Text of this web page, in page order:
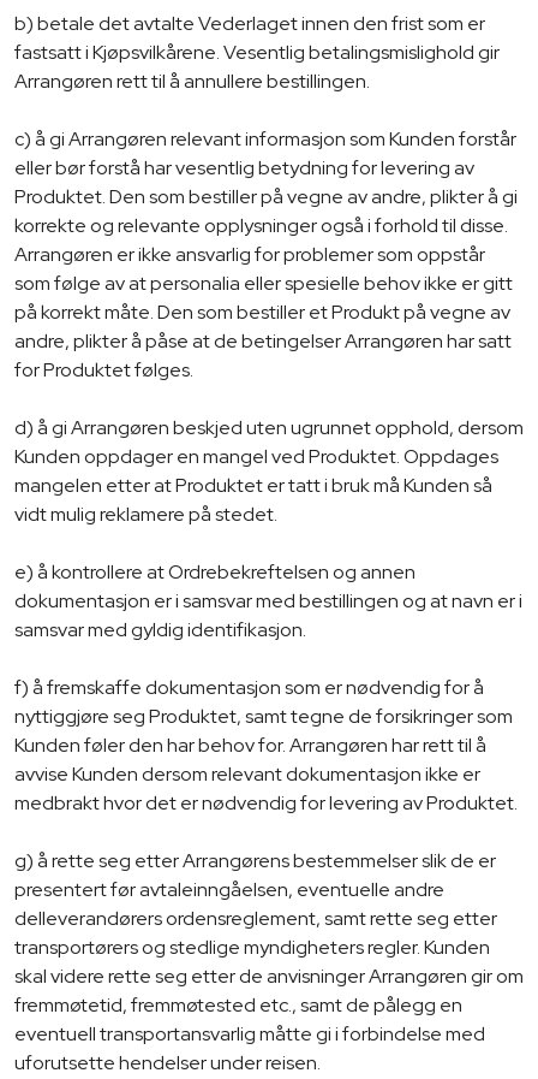
b) betale det avtalte Vederlaget innen den frist som er
fastsatt i Kjøpsvilkårene. Vesentlig betalingsmislighold gir
Arrangøren rett til å annullere bestillingen.
c) å gi Arrangøren relevant informasjon som Kunden forstår
eller bør forstå har vesentlig betydning for levering av
Produktet. Den som bestiller på vegne av andre, plikter å gi
korrekte og relevante opplysninger også i forhold til disse.
Arrangøren er ikke ansvarlig for problemer som oppstår
som følge av at personalia eller spesielle behov ikke er gitt
på korrekt måte. Den som bestiller et Produkt på vegne av
andre, plikter å påse at de betingelser Arrangøren har satt
for Produktet følges.
d) å gi Arrangøren beskjed uten ugrunnet opphold, dersom
Kunden oppdager en mangel ved Produktet. Oppdages
mangelen etter at Produktet er tatt i bruk må Kunden så
vidt mulig reklamere på stedet.
e) å kontrollere at Ordrebekreftelsen og annen
dokumentasjon er i samsvar med bestillingen og at navn er i
samsvar med gyldig identifikasjon.
f) å fremskaffe dokumentasjon som er nødvendig for å
nyttiggjøre seg Produktet, samt tegne de forsikringer som
Kunden føler den har behov for. Arrangøren har rett til å
avvise Kunden dersom relevant dokumentasjon ikke er
medbrakt hvor det er nødvendig for levering av Produktet.
g) å rette seg etter Arrangørens bestemmelser slik de er
presentert før avtaleinngåelsen, eventuelle andre
delleverandørers ordensreglement, samt rette seg etter
transportørers og stedlige myndigheters regler. Kunden
skal videre rette seg etter de anvisninger Arrangøren gir om
fremmøtetid, fremmøtested etc., samt de pålegg en
eventuell transportansvarlig måtte gi i forbindelse med
uforutsette hendelser under reisen.